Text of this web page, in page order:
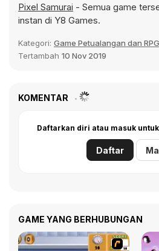
Pixel Samurai - Semua game
instan di Y8 Games.
Kategori: Game Petualangan dan RPG
Tertambah 10 Nov 2019
KOMENTAR
Daftarkan diri atau masuk
Daftar
GAME YANG BERHUBUNGAN